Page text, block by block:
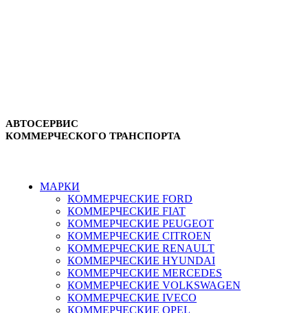
АВТОСЕРВИС
КОММЕРЧЕСКОГО ТРАНСПОРТА
МАРКИ
КОММЕРЧЕСКИЕ FORD
КОММЕРЧЕСКИЕ FIAT
КОММЕРЧЕСКИЕ PEUGEOT
КОММЕРЧЕСКИЕ CITROEN
КОММЕРЧЕСКИЕ RENAULT
КОММЕРЧЕСКИЕ HYUNDAI
КОММЕРЧЕСКИЕ MERCEDES
КОММЕРЧЕСКИЕ VOLKSWAGEN
КОММЕРЧЕСКИЕ IVECO
КОММЕРЧЕСКИЕ OPEL